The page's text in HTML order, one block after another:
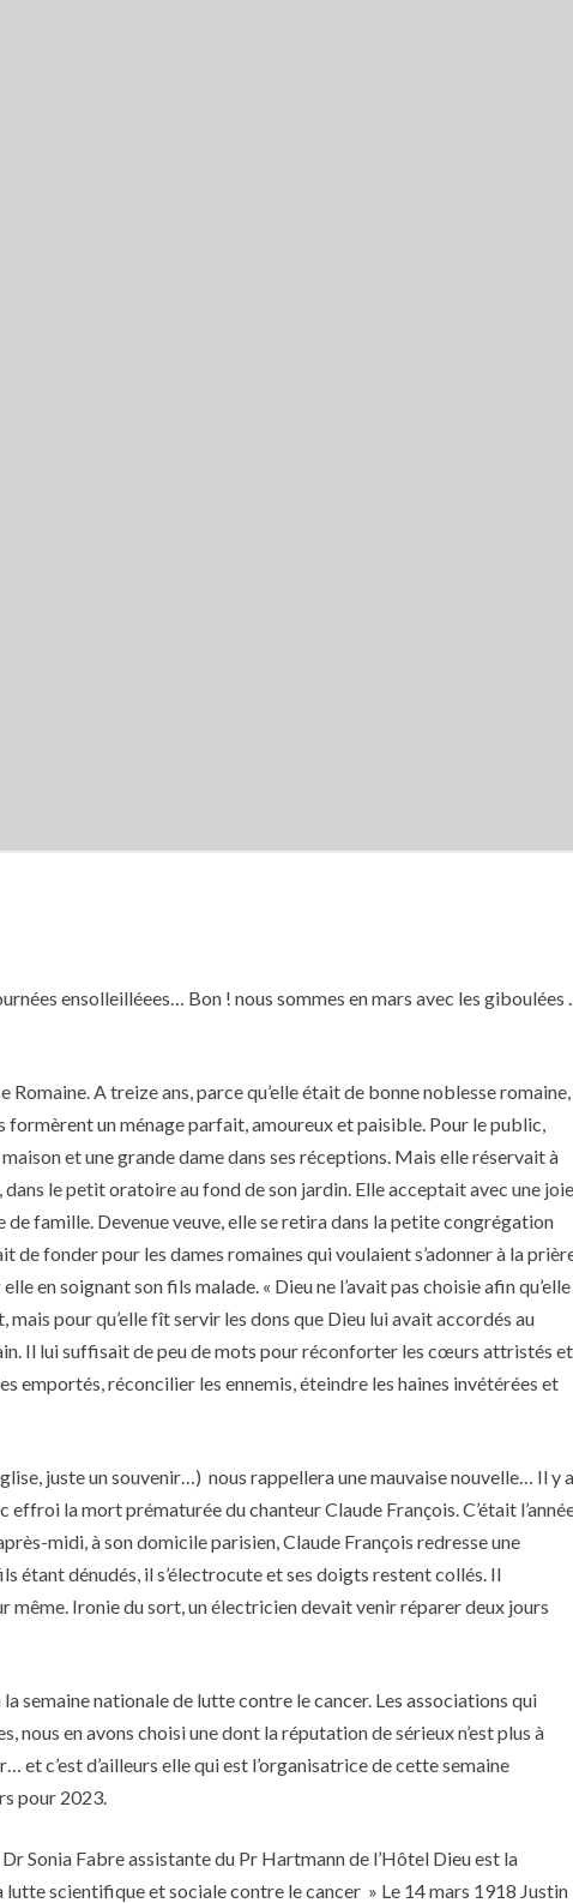
ensolleilléees… Bon ! nous sommes en mars avec les giboulées
Romaine. A treize ans, parce qu’elle était de bonne noblesse romaine,
formèrent un ménage parfait, amoureux et paisible. Pour le public,
et une grande dame dans ses réceptions. Mais elle réservait à
le petit oratoire au fond de son jardin. Elle acceptait avec une joie
de famille. Devenue veuve, elle se retira dans la petite congrégation
de fonder pour les dames romaines qui voulaient s’adonner à la
en soignant son fils malade. « Dieu ne l’avait pas choisie afin qu’elle
pour qu’elle fît servir les dons que Dieu lui avait accordés au
Il lui suffisait de peu de mots pour réconforter les cœurs attristés et
emportés, réconcilier les ennemis, éteindre les haines invétérées et
juste un souvenir…) nous rappellera une mauvaise nouvelle… Il y a
effroi la mort prématurée du chanteur Claude François. C’était
midi, à son domicile parisien, Claude François redresse une
étant dénudés, il s’électrocute et ses doigts restent collés. Il
même. Ironie du sort, un électricien devait venir réparer deux jours
semaine nationale de lutte contre le cancer. Les associations qui
nous en avons choisi une dont la réputation de sérieux n’est plus à
et c’est d’ailleurs elle qui est l’organisatrice de cette semaine
pour 2023.
Sonia Fabre assistante du Pr Hartmann de l’Hôtel Dieu est la
lutte scientifique et sociale contre le cancer » Le 14 mars 1918 Justin